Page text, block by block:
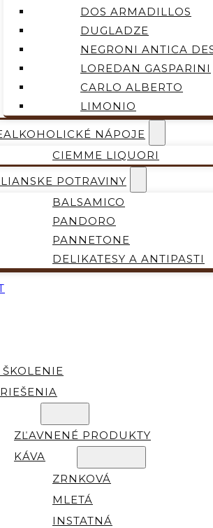
DOS ARMADILLOS
DUGLADZE
NEGRONI ANTICA
LOREDAN GASPARINI
CARLO ALBERTO
LIMONIO
NÁPOJE
CIEMME LIQUORI
POTRAVINY
BALSAMICO
PANDORO
PANNETONE
DELIKATESY A ANTIPASTI
ZĽAVNENÉ PRODUKTY
KÁVA
ZRNKOVÁ
MLETÁ
INSTATNÁ